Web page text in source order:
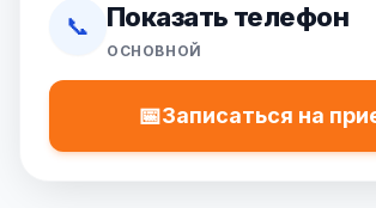
📞 Показать телефон
ОСНОВНОЙ
📅Записаться на